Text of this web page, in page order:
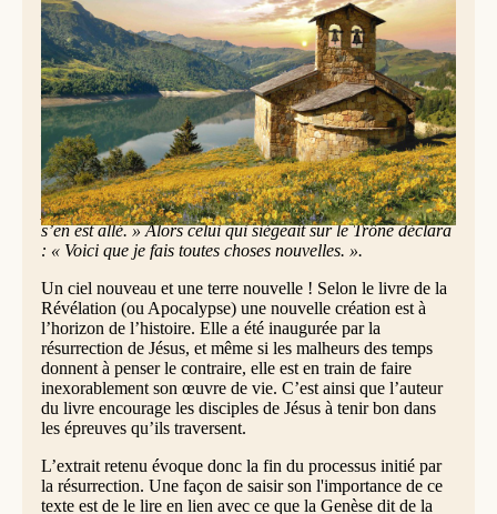
Moi, Jean, j’ai vu un ciel nouveau et une terre nouvelle,
car le premier ciel et la première terre s’en étaient allés et,
de mer, il n’y en a plus. Et la Ville sainte, la Jérusalem
nouvelle, je l’ai vue qui descendait du ciel, d’auprès de
Dieu, prête pour les noces, comme une épouse parée pour
son mari. Et j’entendis une voix forte qui venait du Trône.
Elle disait : « Voici la demeure de Dieu avec les hommes ;
il demeurera avec eux, et ils seront ses peuples, et lui-
même, Dieu avec eux, sera leur Dieu. Il essuiera toute
larme de leurs yeux, et la mort ne sera plus, et il n’y aura
plus ni deuil, ni cri, ni douleur : ce qui était en premier
s’en est allé. » Alors celui qui siégeait sur le Trône déclara
: « Voici que je fais toutes choses nouvelles. ».
Un ciel nouveau et une terre nouvelle ! Selon le livre de la
Révélation (ou Apocalypse) une nouvelle création est à
l’horizon de l’histoire. Elle a été inaugurée par la
résurrection de Jésus, et même si les malheurs des temps
donnent à penser le contraire, elle est en train de faire
inexorablement son œuvre de vie. C’est ainsi que l’auteur
du livre encourage les disciples de Jésus à tenir bon dans
les épreuves qu’ils traversent.
L’extrait retenu évoque donc la fin du processus initié par
la résurrection. Une façon de saisir son l'importance de ce
texte est de le lire en lien avec ce que la Genèse dit de la